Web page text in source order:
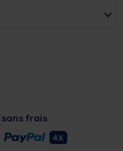
frais